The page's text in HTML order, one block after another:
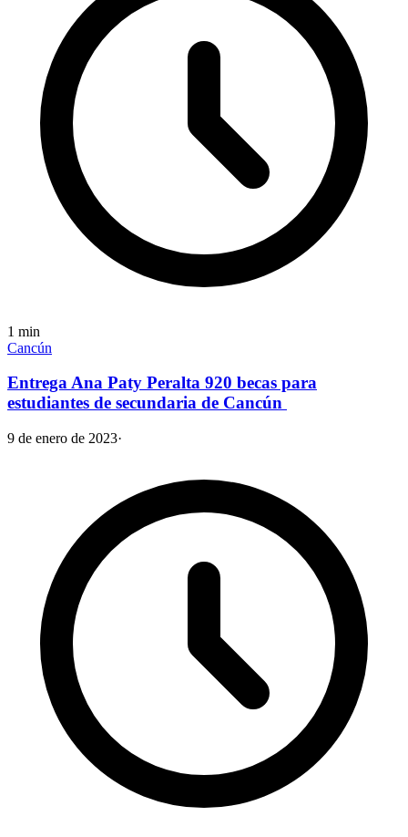
1 min
Cancún
Entrega Ana Paty Peralta 920 becas para
estudiantes de secundaria de Cancún
9 de enero de 2023·